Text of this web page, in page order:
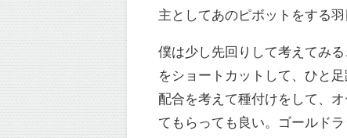
主としてあのピボットをする
僕は少し先回りして考えてみ
をショートカットして、ひと
配合を考えて種付けをして、
てもらっても良い。ゴールド